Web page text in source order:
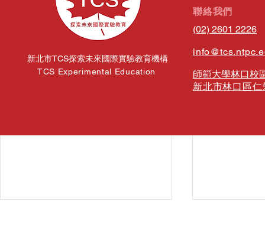
新北市TCS探索未來國際實驗教育機構
TCS Experimental Education
​聯絡我們
(02) 2601 2226
師範大學林口校
新北市林口區